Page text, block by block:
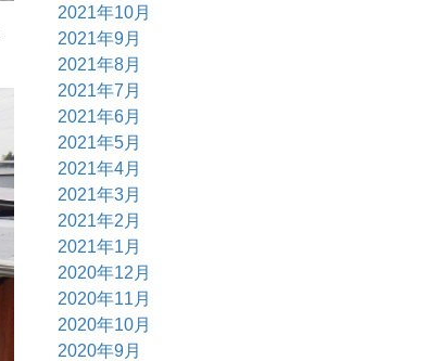
2021年10月
2021年9月
2021年8月
2021年7月
2021年6月
2021年5月
2021年4月
2021年3月
2021年2月
2021年1月
2020年12月
2020年11月
2020年10月
2020年9月